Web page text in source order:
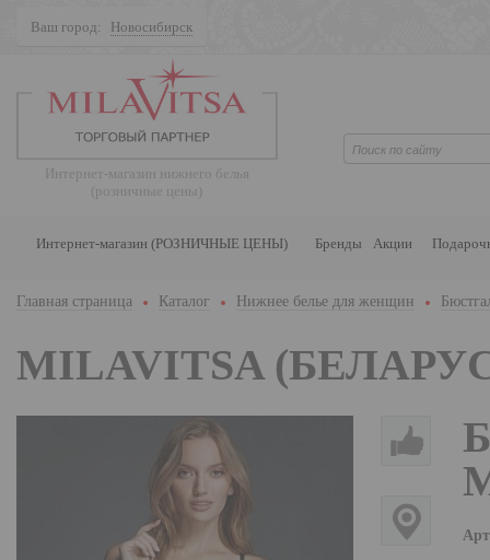
Ваш город: Новосибирск
Интернет-магазин нижнего белья
(розничные цены)
Интернет-магазин (РОЗНИЧНЫЕ ЦЕНЫ) Бренды Акции
Главная страница Каталог Нижнее белье для женщин
MILAVITSA